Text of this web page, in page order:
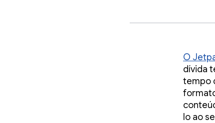
O
dívida
tempo
lo ao